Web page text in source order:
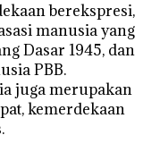
berekspresi,
manusia yang
Dasar 1945, dan
PBB.
juga merupakan
kemerdekaan